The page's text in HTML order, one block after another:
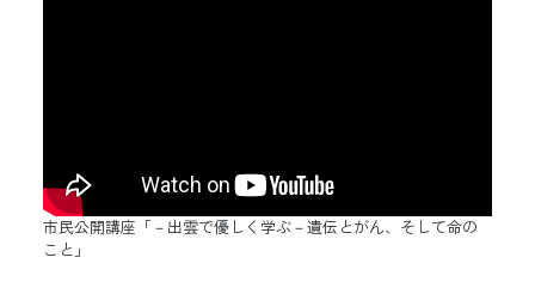
市民公開講座「－出雲で優しく学ぶ－遺伝とがん、そして命の
こと」